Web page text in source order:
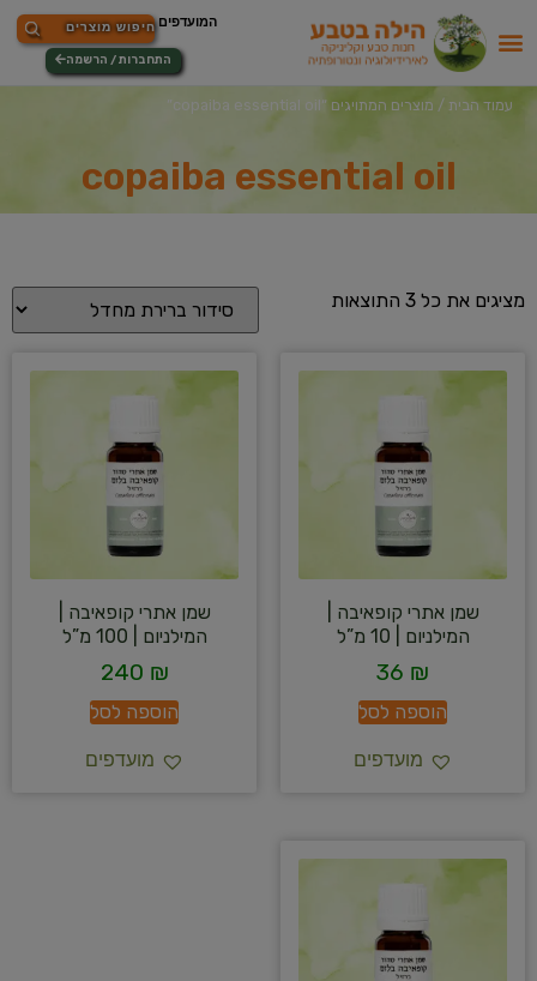
התחברות / הרשמה
עמוד הבית / מוצרים המתויגים “copaiba essential oil”
copaiba essential oil
מציגים את כל ⁦3⁩ התוצאות
שמן אתרי קופאיבה |
המילניום | 10 מ”ל
36 ₪
הוספה לסל
מועדפים
שמן אתרי קופאיבה |
המילניום | 100 מ”ל
240 ₪
הוספה לסל
מועדפים